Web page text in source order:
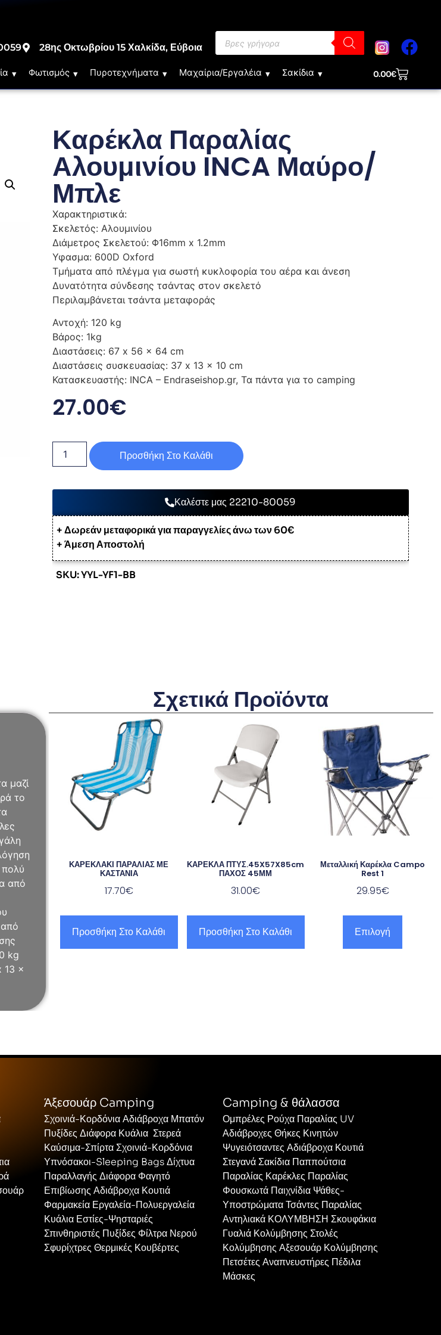
28ης Οκτωβρίου 15 Χαλκίδα, Εύβοια
Φωτισμός Πυροτεχνήματα Μαχαίρια/Εργαλέια Σακίδια 0.00€
Καρέκλα Παραλίας
Αλουμινίου INCA Μαύρο/
Μπλε
Χαρακτηριστικά:
Σκελετός: Αλουμινίου
Διάμετρος Σκελετού: Φ16mm x 1.2mm
Υφασμα: 600D Oxford
Τμήματα από πλέγμα για σωστή κυκλοφορία του αέρα και άνεση
Δυνατότητα σύνδεσης τσάντας στον σκελετό
Περιλαμβάνεται τσάντα μεταφοράς
Αντοχή: 120 kg
Βάρος: 1kg
Διαστάσεις: 67 x 56 x 64 cm
Διαστάσεις συσκευασίας: 37 x 13 x 10 cm
Κατασκευαστής: INCA – Endraseishop.gr, Τα πάντα για το camping
27.00€
Προσθήκη Στο Καλάθι
Καλέστε μας 22210-80059
+ Δωρεάν μεταφορικά για παραγγελίες άνω των 60€
+ Άμεση Αποστολή
SKU: YYL-YF1-BB
μαζί
το
από
kg
13 x
Σχετικά Προϊόντα
ΚΑΡΕΚΛΑΚΙ ΠΑΡΑΛΙΑΣ ΜΕ
ΚΑΣΤΑΝΙΑ
17.70€
Προσθήκη Στο Καλάθι
ΚΑΡΕΚΛΑ ΠΤΥΣ.45X57X85cm
ΠΑΧΟΣ 45ΜΜ
31.00€
Προσθήκη Στο Καλάθι
Μεταλλική Καρέκλα Campo
Rest 1
29.95€
Επιλογή
Άξεσουάρ Camping
Σχοινιά-Κορδόνια Αδιάβροχα Μπατόν
Πυξίδες Διάφορα Κυάλια Στερεά
Καύσιμα-Σπίρτα Σχοινιά-Κορδόνια
Υπνόσακοι-Sleeping Bags Δίχτυα
Παραλλαγής Διάφορα Φαγητό
Επιβίωσης Αδιάβροχα Κουτιά
Φαρμακεία Εργαλεία-Πολυεργαλεία
Κυάλια Εστίες-Ψησταριές
Σπινθηριστές Πυξίδες Φίλτρα Νερού
Σφυρίχτρες Θερμικές Κουβέρτες
Camping & θάλασσα
Ομπρέλες Ρούχα Παραλίας UV
Αδιάβροχες Θήκες Κινητών
Ψυγειότσαντες Αδιάβροχα Κουτιά
Στεγανά Σακίδια Παππούτσια
Παραλίας Καρέκλες Παραλίας
Φουσκωτά Παιχνίδια Ψάθες-
Υποστρώματα Τσάντες Παραλίας
Αντηλιακά ΚΟΛΥΜΒΗΣΗ Σκουφάκια
Γυαλιά Κολύμβησης Στολές
Κολύμβησης Αξεσουάρ Κολύμβησης
Πετσέτες Αναπνευστήρες Πέδιλα
Μάσκες